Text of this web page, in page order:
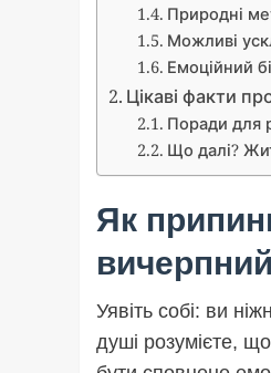
Природні
Можливі
Емоційний
Цікаві факти
Поради для
Що далі?
Як
Уявіть собі: ви
душі розумієте,